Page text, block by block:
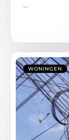
WONINGEN